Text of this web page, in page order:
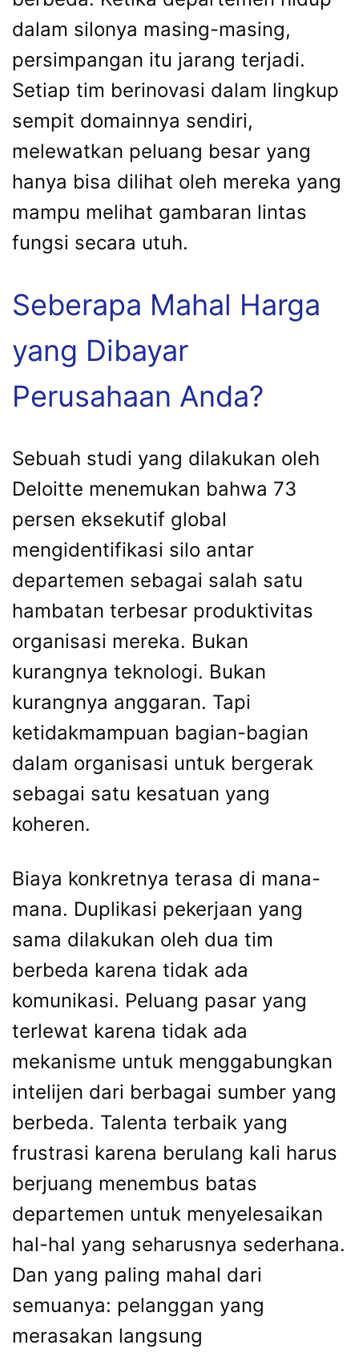
dalam silonya masing-masing,
persimpangan itu jarang terjadi.
Setiap tim berinovasi dalam lingkup
sempit domainnya sendiri,
melewatkan peluang besar yang
hanya bisa dilihat oleh mereka yang
mampu melihat gambaran lintas
fungsi secara utuh.
Seberapa Mahal Harga
yang Dibayar
Perusahaan Anda?
Sebuah studi yang dilakukan oleh
Deloitte menemukan bahwa 73
persen eksekutif global
mengidentifikasi silo antar
departemen sebagai salah satu
hambatan terbesar produktivitas
organisasi mereka. Bukan
kurangnya teknologi. Bukan
kurangnya anggaran. Tapi
ketidakmampuan bagian-bagian
dalam organisasi untuk bergerak
sebagai satu kesatuan yang
koheren.
Biaya konkretnya terasa di mana-
mana. Duplikasi pekerjaan yang
sama dilakukan oleh dua tim
berbeda karena tidak ada
komunikasi. Peluang pasar yang
terlewat karena tidak ada
mekanisme untuk menggabungkan
intelijen dari berbagai sumber yang
berbeda. Talenta terbaik yang
frustrasi karena berulang kali harus
berjuang menembus batas
departemen untuk menyelesaikan
hal-hal yang seharusnya sederhana.
Dan yang paling mahal dari
semuanya: pelanggan yang
merasakan langsung